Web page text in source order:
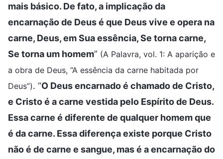
mais básico. De fato, a implicação da
encarnação de Deus é que Deus vive e opera na
carne, Deus, em Sua essência, Se torna carne,
Se torna um homem” (A Palavra, vol. 1: A aparição e
a obra de Deus, “A essência da carne habitada por
Deus”). “O Deus encarnado é chamado de Cristo,
e Cristo é a carne vestida pelo Espírito de Deus.
Essa carne é diferente de qualquer homem que
é da carne. Essa diferença existe porque Cristo
não é de carne e sangue, mas é a encarnação do